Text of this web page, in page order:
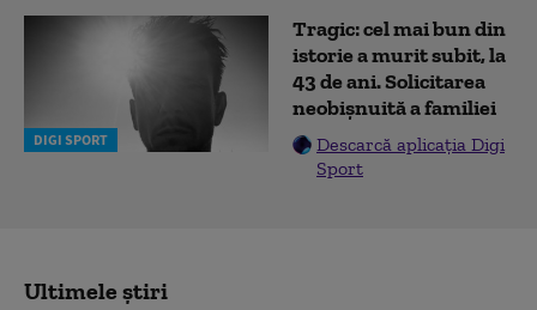
DIGI SPORT
Tragic: cel mai bun din
istorie a murit subit, la
43 de ani. Solicitarea
neobișnuită a familiei
Descarcă aplicația Digi
Sport
Ultimele știri